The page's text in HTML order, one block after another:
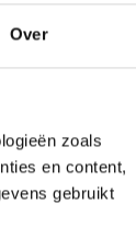
Over
zoals
en content,
gebruikt